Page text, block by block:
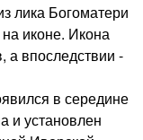
лика Богоматери
иконе. Икона
а впоследствии -
в середине
и установлен